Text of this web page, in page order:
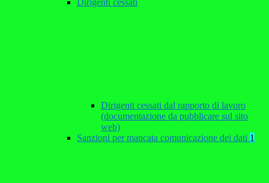
Dirigenti cessati
Dirigenti cessati dal rapporto di lavoro
(documentazione da pubblicare sul sito
web)
Sanzioni per mancata comunicazione dei dati 1